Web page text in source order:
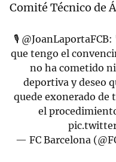
Comité Técnico de
🎙 @JoanLaportaFCB:
que tengo el
no ha cometido
deportiva y deseo
quede exonerado de
el
— FC Barcelona